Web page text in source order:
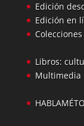
Edición
Edición en
Libros:
Multimedia